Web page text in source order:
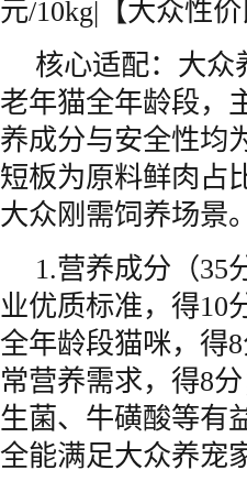
元/10kg|【大众性
核心适配：大众
老年猫全年龄段，
养成分与安全性均
短板为原料鲜肉占
大众刚需饲养场景。
1.营养成分（35
业优质标准，得10
全年龄段猫咪，得
常营养需求，得8
生菌、牛磺酸等有
全能满足大众养宠